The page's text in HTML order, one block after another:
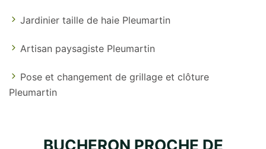
Jardinier taille de haie Pleumartin
Artisan paysagiste Pleumartin
Pose et changement de grillage et clôture
Pleumartin
BUCHERON PROCHE DE